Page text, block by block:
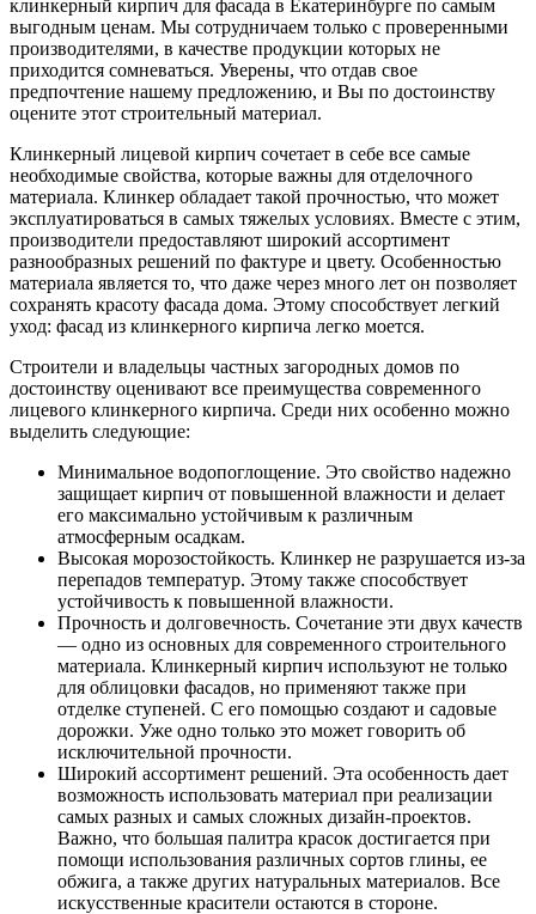
клинкерный кирпич для фасада в Екатеринбурге по самым
выгодным ценам. Мы сотрудничаем только с проверенными
производителями, в качестве продукции которых не
приходится сомневаться. Уверены, что отдав свое
предпочтение нашему предложению, и Вы по достоинству
оцените этот строительный материал.
Клинкерный лицевой кирпич сочетает в себе все самые
необходимые свойства, которые важны для отделочного
материала. Клинкер обладает такой прочностью, что может
эксплуатироваться в самых тяжелых условиях. Вместе с этим,
производители предоставляют широкий ассортимент
разнообразных решений по фактуре и цвету. Особенностью
материала является то, что даже через много лет он позволяет
сохранять красоту фасада дома. Этому способствует легкий
уход: фасад из клинкерного кирпича легко моется.
Строители и владельцы частных загородных домов по
достоинству оценивают все преимущества современного
лицевого клинкерного кирпича. Среди них особенно можно
выделить следующие:
Минимальное водопоглощение. Это свойство надежно
защищает кирпич от повышенной влажности и делает
его максимально устойчивым к различным
атмосферным осадкам.
Высокая морозостойкость. Клинкер не разрушается из-за
перепадов температур. Этому также способствует
устойчивость к повышенной влажности.
Прочность и долговечность. Сочетание эти двух качеств
— одно из основных для современного строительного
материала. Клинкерный кирпич используют не только
для облицовки фасадов, но применяют также при
отделке ступеней. С его помощью создают и садовые
дорожки. Уже одно только это может говорить об
исключительной прочности.
Широкий ассортимент решений. Эта особенность дает
возможность использовать материал при реализации
самых разных и самых сложных дизайн-проектов.
Важно, что большая палитра красок достигается при
помощи использования различных сортов глины, ее
обжига, а также других натуральных материалов. Все
искусственные красители остаются в стороне.